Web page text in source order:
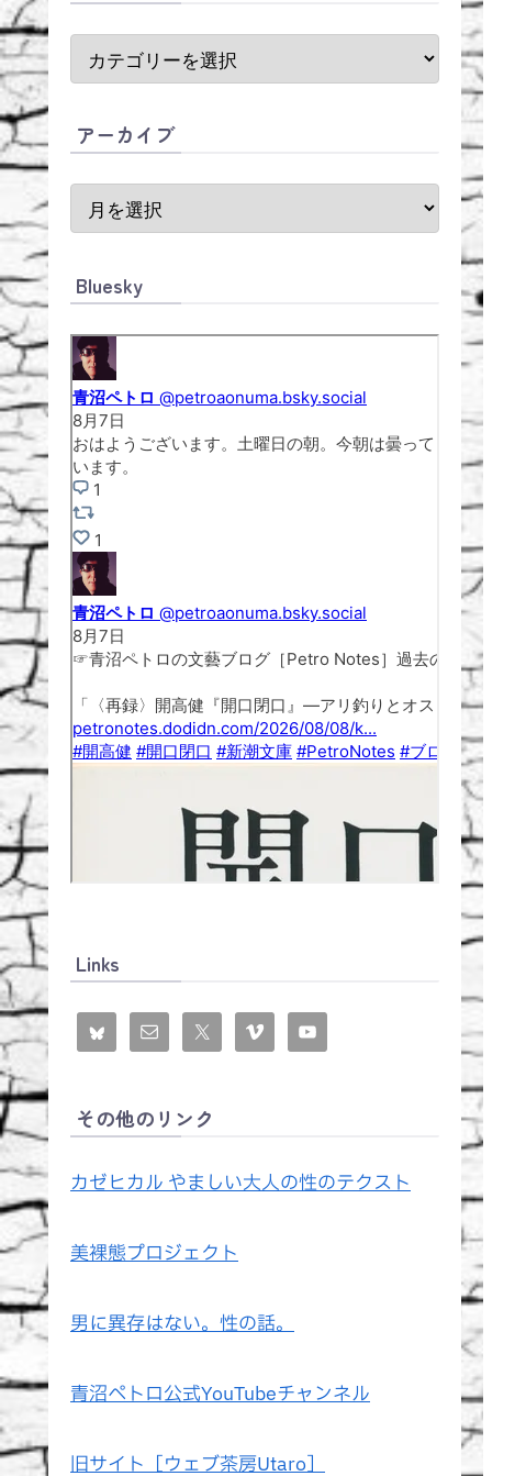
アーカイブ
Bluesky
Links
その他のリンク
カゼヒカル やましい大人の性のテクスト
美裸態プロジェクト
男に異存はない。性の話。
青沼ペトロ公式YouTubeチャンネル
旧サイト［ウェブ茶房Utaro］